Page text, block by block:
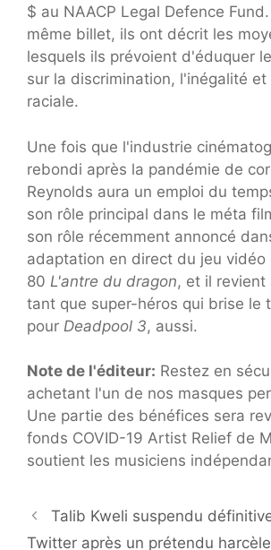
$ au NAACP Legal Defence
même billet, ils ont décrit les
lesquels ils prévoient d'éduquer
sur la discrimination, l'inégalité et
raciale.
Une fois que l'industrie
rebondi après la pandémie de
Reynolds aura un emploi du
son rôle principal dans le méta
son rôle récemment annoncé
adaptation en direct du jeu vidéo
80 L'antre du dragon, et il revient
tant que super-héros qui brise le
pour Deadpool 3, aussi.
Note de l'éditeur: Restez en
achetant l'un de nos masques
Une partie des bénéfices sera
fonds COVID-19 Artist Relief de
soutient les musiciens
Talib Kweli suspendu
Twitter après un prétendu